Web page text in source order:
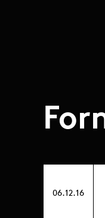
06.12.16